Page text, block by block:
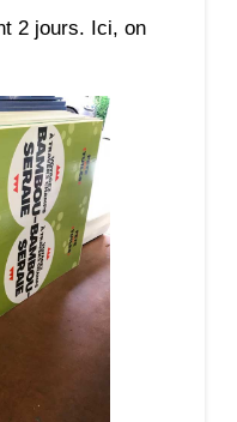
2 jours. Ici, on